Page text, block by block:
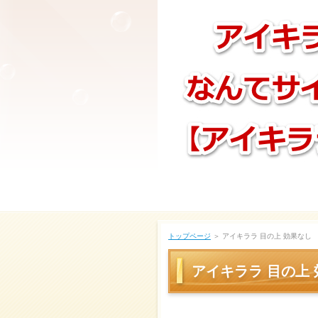
トップページ ＞ アイキララ 目の上 効果なし
アイキララ 目の上